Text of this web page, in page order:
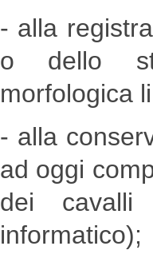
- alla
o dello
morfologica
- alla
ad oggi
dei cavalli
informatico);